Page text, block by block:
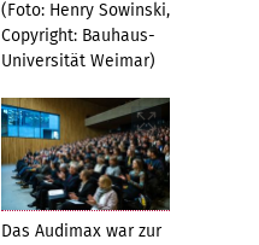
(Foto: Henry Sowinski,
Copyright: Bauhaus-
Universität Weimar)
Das Audimax war zur